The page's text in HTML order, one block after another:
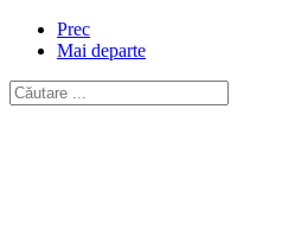
Prec
Mai departe